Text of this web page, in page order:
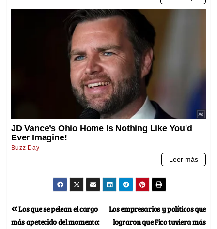
Los empresarios y políticos que
lograron que Fico tuviera más
Los que se pelean el cargo
más apetecido del momento: